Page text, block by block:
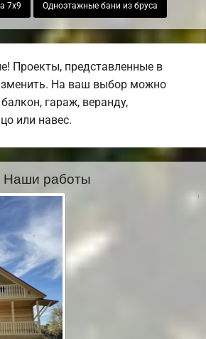
7х9 Одноэтажные бани из бруса
Проекты, представленные в
На ваш выбор можно
гараж, веранду,
или навес.
Наши работы